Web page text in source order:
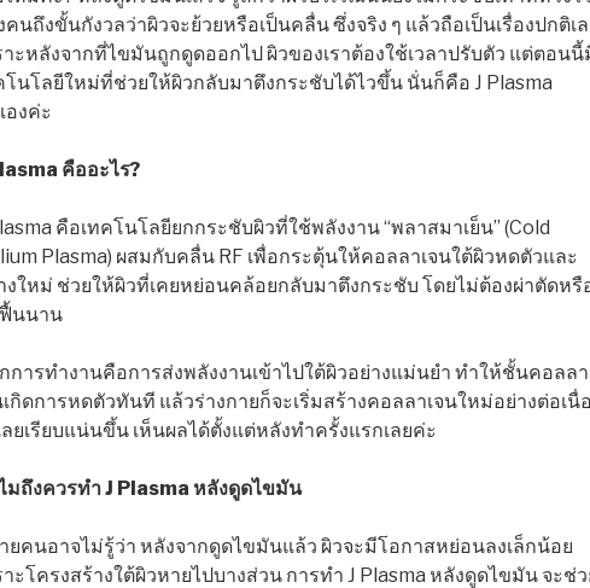
คนถึงขั้นกังวลว่าผิวจะย้วยหรือเป็นคลื่น ซึ่งจริง ๆ แล้วถือเป็นเรื่องปกติเ
าะหลังจากที่ไขมันถูกดูดออกไป ผิวของเราต้องใช้เวลาปรับตัว แต่ตอนนี้
โนโลยีใหม่ที่ช่วยให้ผิวกลับมาตึงกระชับได้ไวขึ้น นั่นก็คือ J Plasma
องค่ะ
คืออะไร?
คือเทคโนโลยียกกระชับผิวที่ใช้พลังงาน “พลาสมาเย็น” (Cold
Plasma) ผสมกับคลื่น RF เพื่อกระตุ้นให้คอลลาเจนใต้ผิวหดตัวและ
งใหม่ ช่วยให้ผิวที่เคยหย่อนคล้อยกลับมาตึงกระชับ โดยไม่ต้องผ่าตัดหรื
นนาน
การทำงานคือการส่งพลังงานเข้าไปใต้ผิวอย่างแม่นยำ ทำให้ชั้นคอลลา
เกิดการหดตัวทันที แล้วร่างกายก็จะเริ่มสร้างคอลลาเจนใหม่อย่างต่อเนื่
ลยเรียบแน่นขึ้น เห็นผลได้ตั้งแต่หลังทำครั้งแรกเลยค่ะ
มถึงควรทำ J Plasma หลังดูดไขมัน
ยคนอาจไม่รู้ว่า หลังจากดูดไขมันแล้ว ผิวจะมีโอกาสหย่อนลงเล็กน้อย
าะโครงสร้างใต้ผิวหายไปบางส่วน การทำ J Plasma หลังดูดไขมัน จะช่ว